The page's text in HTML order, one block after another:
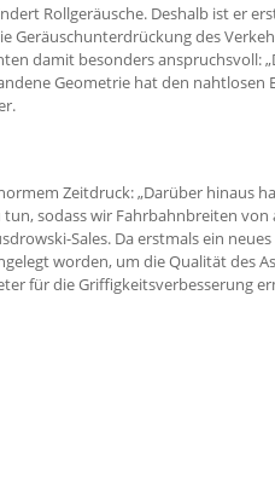
Rollgeräusche. Deshalb ist er
Geräuschunterdrückung des
damit besonders anspruchsvoll:
Geometrie hat den nahtlosen
Zeitdruck: „Darüber hinaus
sodass wir Fahrbahnbreiten von
Sales. Da erstmals ein
worden, um die Qualität des
für die Griffigkeitsverbesserung